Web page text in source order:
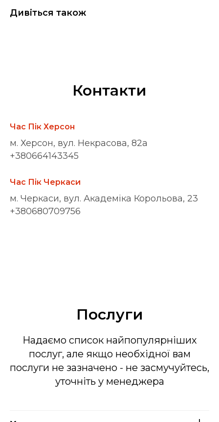
Дивіться також
Контакти
Час Пік Херсон
м. Херсон, вул. Некрасова, 82а
+380664143345
Час Пік Черкаси
м. Черкаси, вул. Академіка Корольова, 23
+380680709756
Послуги
Надаємо список найпопулярніших
послуг, але якщо необхідної вам
послуги не зазначено - не засмучуйтесь,
уточніть у менеджера